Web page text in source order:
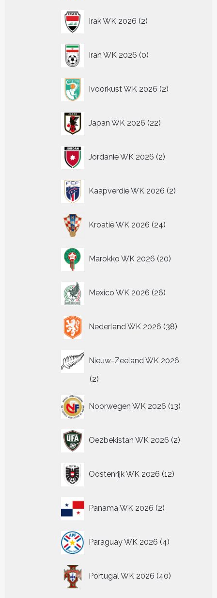
Irak WK 2026 2
producten
Iran WK 2026 0
producten
Ivoorkust WK 2026 2
producten
Japan WK 2026 22
producten
Jordanië WK 2026 2
producten
Kaapverdië WK 2026 2
producten
Kroatië WK 2026 24
producten
Marokko WK 2026 20
producten
Mexico WK 2026 26
producten
Nederland WK 2026 38
producten
Nieuw-Zeeland WK 2026
22
Noorwegen WK 2026 13
producten
Oezbekistan WK 2026 2
producten
Oostenrijk WK 2026 12
producten
Panama WK 2026 2
producten
Paraguay WK 2026 4
producten
Portugal WK 2026 40
producten